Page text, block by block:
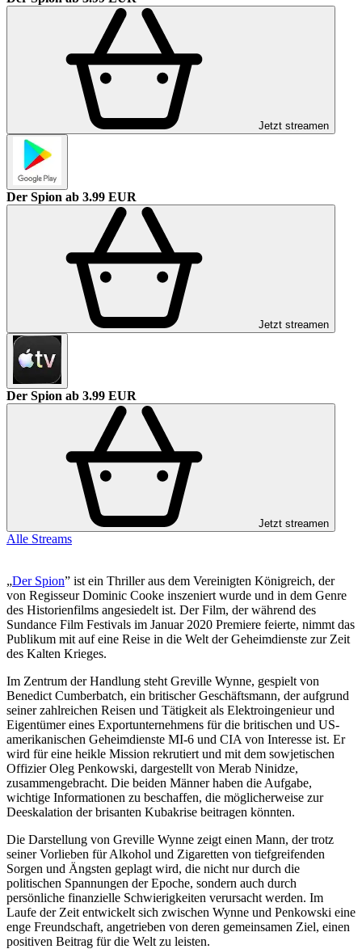
Jetzt streamen
Der Spion ab 3.99 EUR
Jetzt streamen
Der Spion ab 3.99 EUR
Jetzt streamen
Alle Streams
„Der Spion” ist ein Thriller aus dem Vereinigten Königreich, der
von Regisseur Dominic Cooke inszeniert wurde und in dem Genre
des Historienfilms angesiedelt ist. Der Film, der während des
Sundance Film Festivals im Januar 2020 Premiere feierte, nimmt das
Publikum mit auf eine Reise in die Welt der Geheimdienste zur Zeit
des Kalten Krieges.
Im Zentrum der Handlung steht Greville Wynne, gespielt von
Benedict Cumberbatch, ein britischer Geschäftsmann, der aufgrund
seiner zahlreichen Reisen und Tätigkeit als Elektroingenieur und
Eigentümer eines Exportunternehmens für die britischen und US-
amerikanischen Geheimdienste MI-6 und CIA von Interesse ist. Er
wird für eine heikle Mission rekrutiert und mit dem sowjetischen
Offizier Oleg Penkowski, dargestellt von Merab Ninidze,
zusammengebracht. Die beiden Männer haben die Aufgabe,
wichtige Informationen zu beschaffen, die möglicherweise zur
Deeskalation der brisanten Kubakrise beitragen könnten.
Die Darstellung von Greville Wynne zeigt einen Mann, der trotz
seiner Vorlieben für Alkohol und Zigaretten von tiefgreifenden
Sorgen und Ängsten geplagt wird, die nicht nur durch die
politischen Spannungen der Epoche, sondern auch durch
persönliche finanzielle Schwierigkeiten verursacht werden. Im
Laufe der Zeit entwickelt sich zwischen Wynne und Penkowski eine
enge Freundschaft, angetrieben von deren gemeinsamen Ziel, einen
positiven Beitrag für die Welt zu leisten.